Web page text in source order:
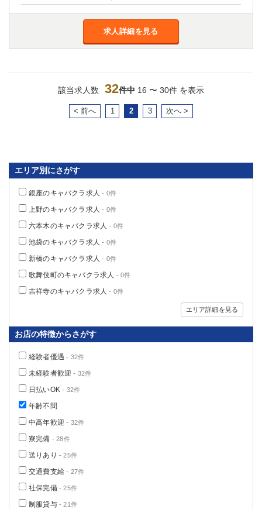
求人詳細を見る
該当求人数 32件中 16 〜 30件 を表示
< 前へ 1 2 3 次へ >
エリア別にさがす
銀座のキャバクラ求人- 0件
上野のキャバクラ求人- 0件
六本木のキャバクラ求人- 0件
池袋のキャバクラ求人- 0件
新橋のキャバクラ求人- 0件
歌舞伎町のキャバクラ求人 - 0件
吉祥寺のキャバクラ求人- 0件
エリア詳細を見る
お店の特徴からさがす
経験者優遇 - 32件
未経験者歓迎 - 32件
日払いOK - 32件
年齢不問
中高年歓迎 - 32件
寮完備 - 28件
送りあり - 25件
交通費支給 - 27件
社保完備- 25件
制服貸与- 21件